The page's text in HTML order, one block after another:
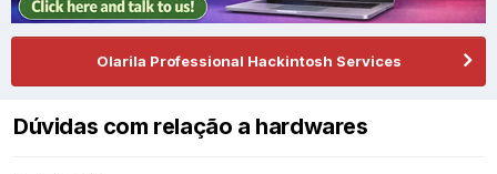
Olarila Professional Hackintosh Services
Dúvidas com relação a hardwares